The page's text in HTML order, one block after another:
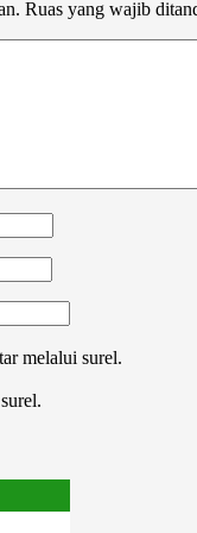
Ruas yang wajib
melalui surel.